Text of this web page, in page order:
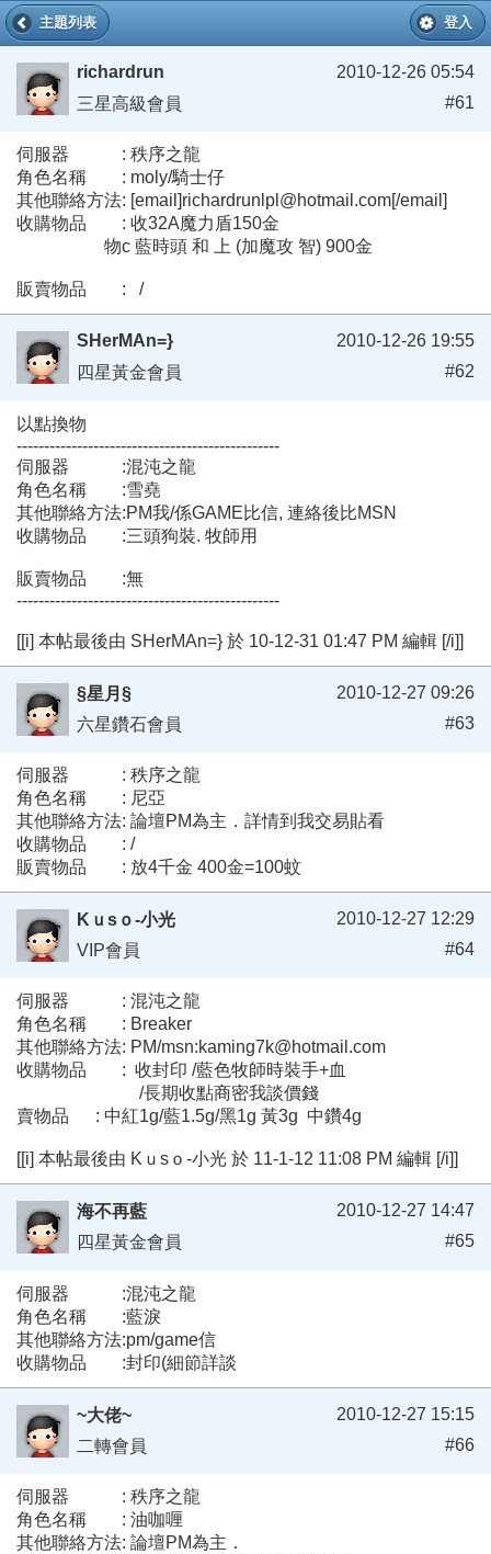
主題列表 登入
richardrun
三星高級會員
2010-12-26 05:54
#61
伺服器 : 秩序之龍
角色名稱 : moly/騎士仔
其他聯絡方法: [email]richardrunlpl@hotmail.com[/email]
收購物品 : 收32A魔力盾150金
物c 藍時頭 和 上 (加魔攻 智) 900金
販賣物品 : /
SHerMAn=}
四星黃金會員
2010-12-26 19:55
#62
以點換物
------------------------------------------------
伺服器 :混沌之龍
角色名稱 :雪堯
其他聯絡方法:PM我/係GAME比信, 連絡後比MSN
收購物品 :三頭狗裝. 牧師用
販賣物品 :無
------------------------------------------------
[[i] 本帖最後由 SHerMAn=} 於 10-12-31 01:47 PM 編輯 [/i]]
§星月§
六星鑽石會員
2010-12-27 09:26
#63
伺服器 : 秩序之龍
角色名稱 : 尼亞
其他聯絡方法: 論壇PM為主．詳情到我交易貼看
收購物品 : /
販賣物品 : 放4千金 400金=100蚊
Kｕsｏ-小光
VIP會員
2010-12-27 12:29
#64
伺服器 : 混沌之龍
角色名稱 : Breaker
其他聯絡方法: PM/msn:kaming7k@hotmail.com
收購物品 : 收封印 /藍色牧師時裝手+血
/長期收點商密我談價錢
賣物品 : 中紅1g/藍1.5g/黑1g 黃3g 中鑽4g
[[i] 本帖最後由 Kｕsｏ-小光 於 11-1-12 11:08 PM 編輯 [/i]]
海不再藍
四星黃金會員
2010-12-27 14:47
#65
伺服器 :混沌之龍
角色名稱 :藍淚
其他聯絡方法:pm/game信
收購物品 :封印(細節詳談
~大佬~
二轉會員
2010-12-27 15:15
#66
伺服器 : 秩序之龍
角色名稱 : 油咖喱
其他聯絡方法: 論壇PM為主．